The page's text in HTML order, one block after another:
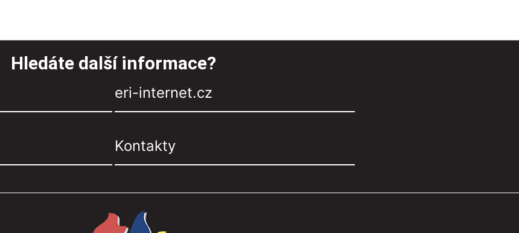
Hledáte další informace?
eri-internet.cz
Kontakty